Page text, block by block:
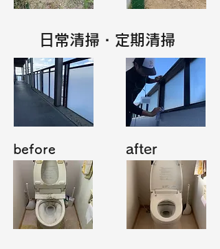
​日常清掃・定期清掃
before after